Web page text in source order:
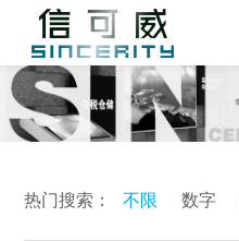
热门搜索： 不限 数字